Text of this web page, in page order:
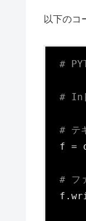
以下のコ
#
#
# テ
f =
# フ